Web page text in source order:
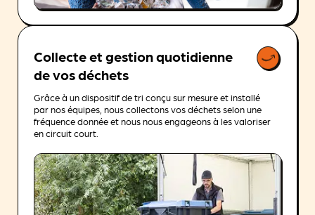
Collecte et gestion quotidienne
de vos déchets
Grâce à un dispositif de tri conçu sur mesure et installé
par nos équipes, nous collectons vos déchets selon une
fréquence donnée et nous nous engageons à les valoriser
en circuit court.